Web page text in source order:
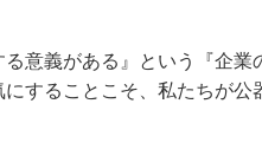
意義がある』という『企業
することこそ、私たちが公